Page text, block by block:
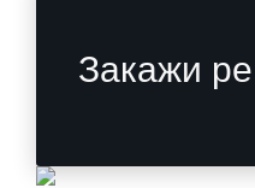
Закажи